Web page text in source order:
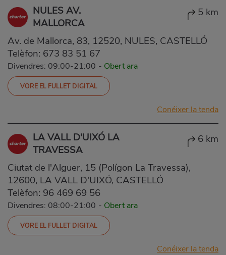
NULES AV.
MALLORCA
5 km
Av. de Mallorca, 83, 12520, NULES, CASTELLÓ
Telèfon: 673 83 51 67
Divendres: 09:00-21:00 - Obert ara
VORE EL FULLET DIGITAL
Conéixer la tenda
LA VALL D'UIXÓ LA
TRAVESSA
6 km
Ciutat de l'Alguer, 15 (Polígon La Travessa),
12600, LA VALL D'UIXÓ, CASTELLÓ
Telèfon: 96 469 69 56
Divendres: 08:00-21:00 - Obert ara
VORE EL FULLET DIGITAL
Conéixer la tenda